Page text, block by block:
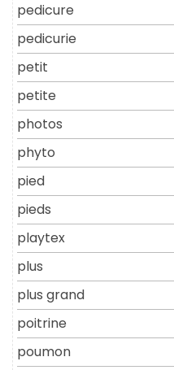
pedicure
pedicurie
petit
petite
photos
phyto
pied
pieds
playtex
plus
plus grand
poitrine
poumon